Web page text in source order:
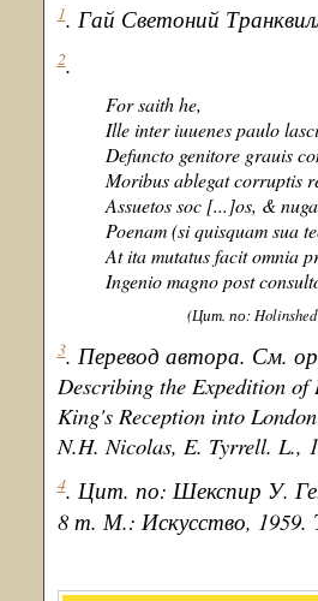
1. Гай Светоний
2.
For saith he,
Ille inter iuuenes paulo
Defuncto genitore grauis
Moribus ablegat corruptis
Assuetos soc [...]os, &
Poenam (si quisquam sua
At ita mutatus facit omnia
Ingenio magno post
(Цит. по: Holinshed
3. Перевод автора. См.
Describing the Expedition
King's Reception into
N.H. Nicolas, E. Tyrrell. L.,
4. Цит. по: Шекспир У.
8 т. М.: Искусство, 1959.